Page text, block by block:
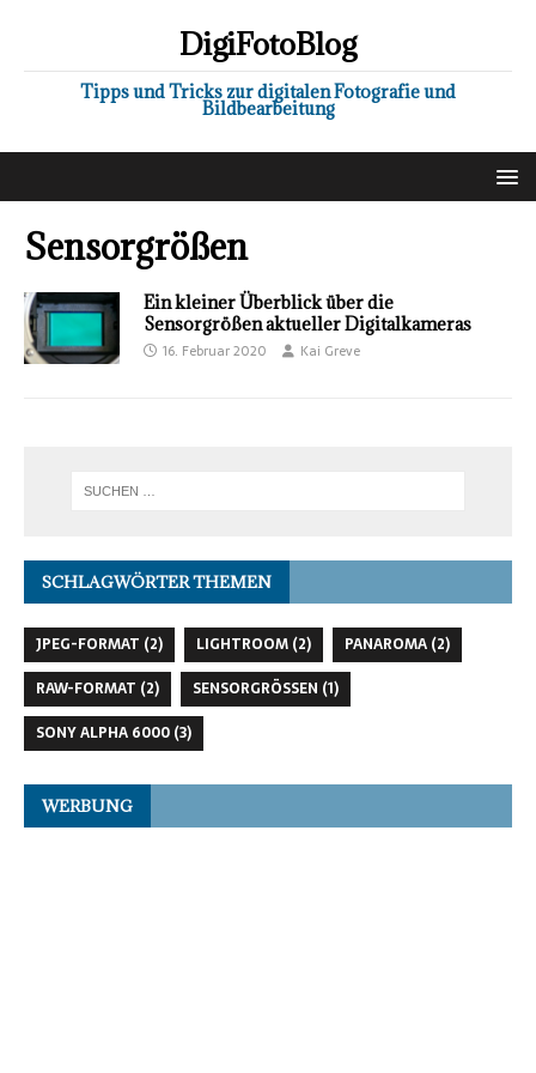
DigiFotoBlog
Tipps und Tricks zur digitalen Fotografie und
Bildbearbeitung
Sensorgrößen
Ein kleiner Überblick über die
Sensorgrößen aktueller Digitalkameras
16. Februar 2020 Kai Greve
SCHLAGWÖRTER THEMEN
JPEG-FORMAT (2) LIGHTROOM (2) PANAROMA (2)
RAW-FORMAT (2) SENSORGRÖSSEN
(1)
SONY ALPHA 6000 (3)
WERBUNG